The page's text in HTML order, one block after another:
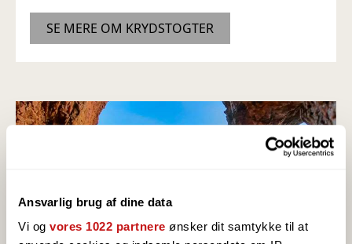
Ansvarlig brug af dine data
Vi og vores 1022 partnere ønsker dit samtykke til at
SE MERE OM KRYDSTOGTER